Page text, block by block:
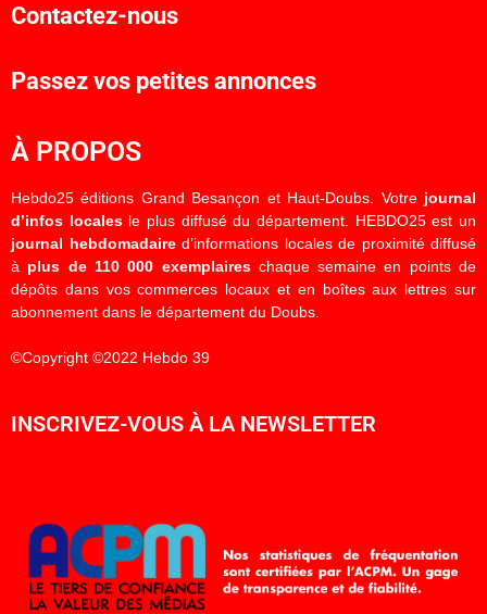
Contactez-nous
Passez vos petites annonces
À PROPOS
Hebdo25 éditions Grand Besançon et Haut-Doubs. Votre journal
d’infos localesle plus diffusé du département. HEBDO25 est un
journal hebdomadaired’informations locales de proximité diffusé
à plus de 110 000 exemplaireschaque semaine en points de
dépôts dans vos commerces locaux et en boîtes aux lettres sur
abonnement dans le département du Doubs.
©Copyright ©2022 Hebdo 39
INSCRIVEZ-VOUS À LA NEWSLETTER